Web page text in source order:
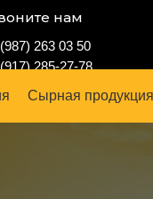
нам
263 03 50
285-27-78
Сырная продукция